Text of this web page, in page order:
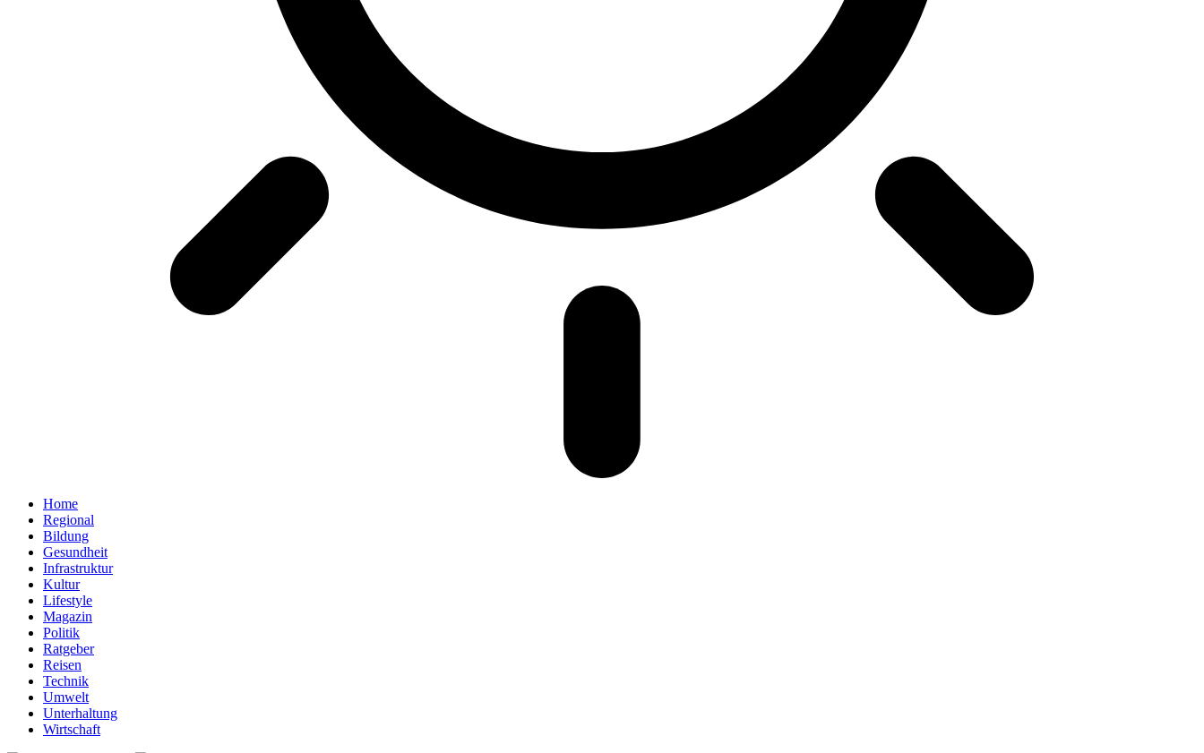
Home
Regional
Bildung
Gesundheit
Infrastruktur
Kultur
Lifestyle
Magazin
Politik
Ratgeber
Reisen
Technik
Umwelt
Unterhaltung
Wirtschaft